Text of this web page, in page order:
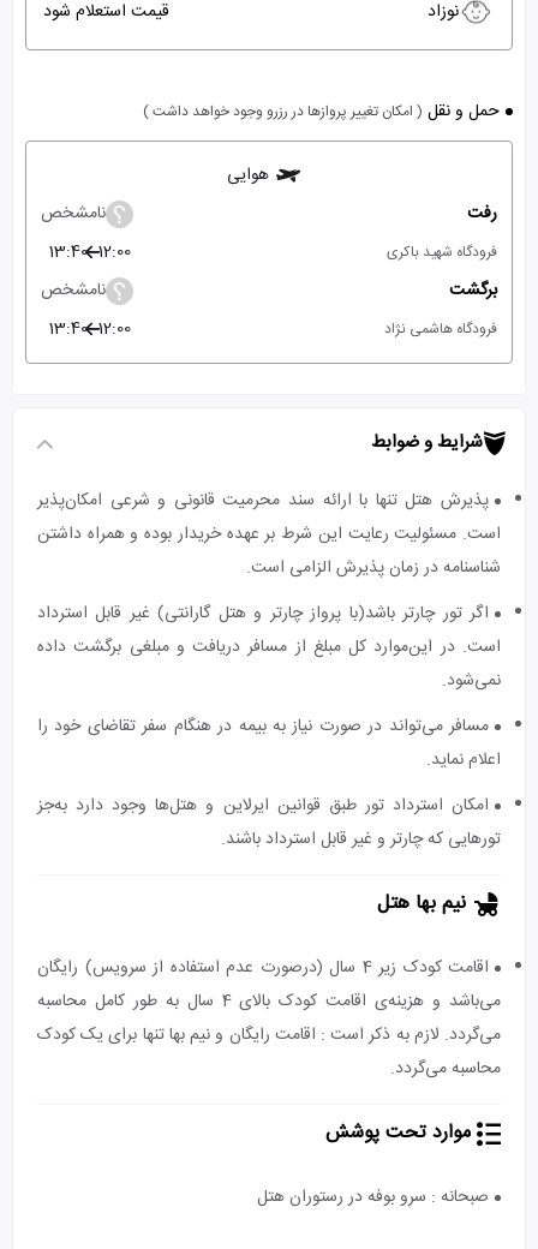
نوزاد قیمت استعلام شود
حمل و نقل ( امکان تغییر پروازها در رزرو وجود خواهد داشت )
هوایی
رفت
نامشخص
فرودگاه شهید باکری 12:00
13:40
برگشت
نامشخص
فرودگاه هاشمی نژاد 12:00
13:40
شرایط و ضوابط
پذیرش هتل تنها با ارائه سند محرمیت قانونی و شرعی امکان‌پذیر
است. مسئولیت رعایت این شرط بر عهده خریدار بوده و همراه داشتن
شناسنامه در زمان پذیرش الزامی است.
اگر تور چارتر باشد(با پرواز چارتر و هتل گارانتی) غیر قابل استرداد
است. در این‌موارد کل مبلغ از مسافر دریافت و مبلغی برگشت داده
نمی‌شود.
مسافر می‌تواند در صورت نیاز به بیمه در هنگام سفر تقاضای خود را
اعلام نماید.
امکان استرداد تور طبق قوانین ایرلاین و هتل‌ها وجود دارد به‌جز
تورهایی که چارتر و غیر قابل استرداد باشند.
نیم بها هتل
اقامت کودک زیر 4 سال (درصورت عدم استفاده از سرویس) رایگان
می‌باشد و هزینه‌ی اقامت کودک بالای 4 سال به طور کامل محاسبه
می‌گردد. لازم به ذکر است : اقامت رایگان و نیم بها تنها برای یک کودک
محاسبه می‌گردد.
موارد تحت پوشش
صبحانه : سرو بوفه در رستوران هتل